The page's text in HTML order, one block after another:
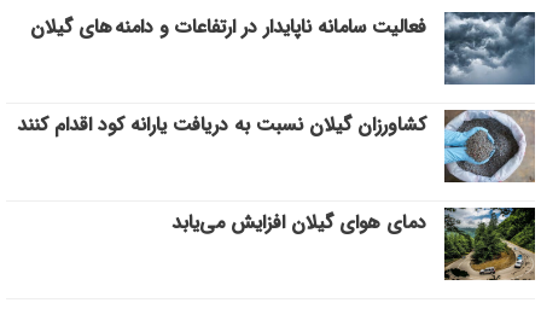
فعالیت سامانه ناپایدار در ارتفاعات و دامنه های گیلان
کشاورزان گیلان نسبت به دریافت یارانه کود اقدام کنند
دمای هوای گیلان افزایش می‌یابد